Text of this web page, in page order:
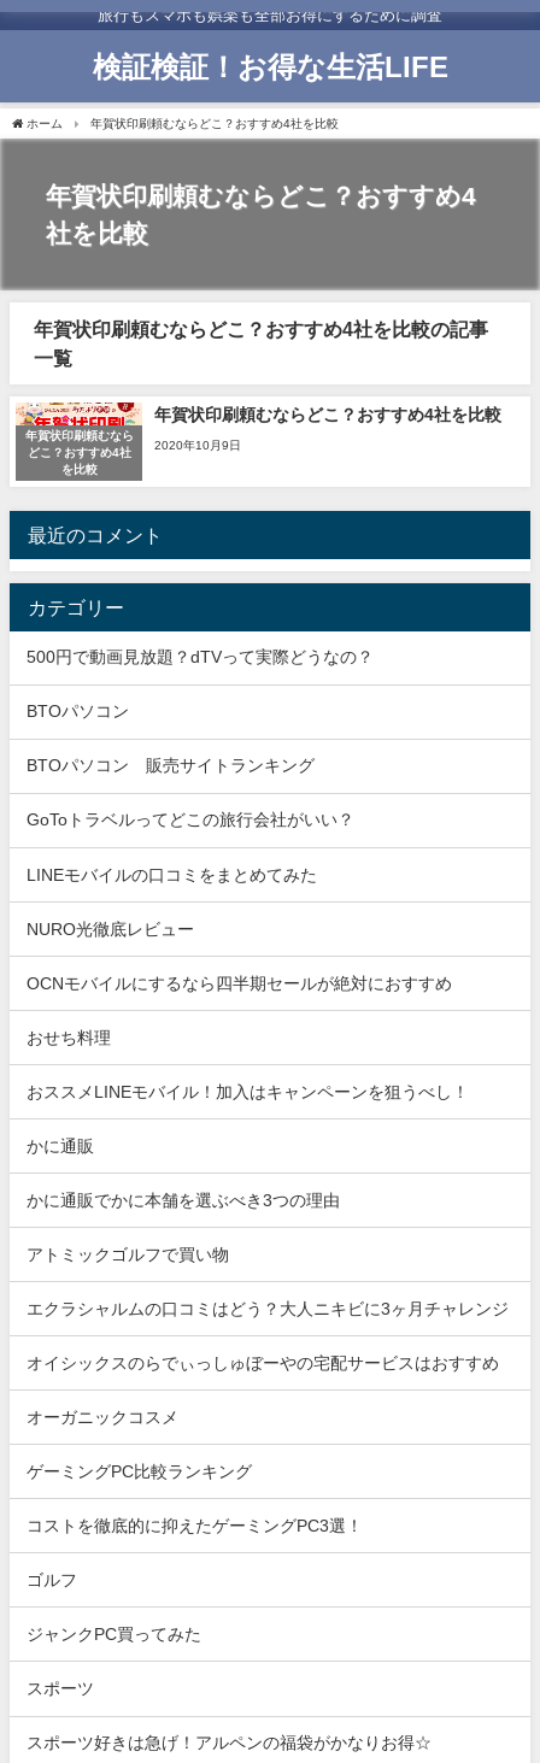
旅行もスマホも娯楽も全部お得にするために調査
検証検証！お得な生活LIFE
ホーム 年賀状印刷頼むならどこ？おすすめ4社を比較
年賀状印刷頼むならどこ？おすすめ4
社を比較
年賀状印刷頼むならどこ？おすすめ4社を比較の記事
一覧
年賀状印刷頼むなら
どこ？おすすめ4社
を比較
年賀状印刷頼むならどこ？おすすめ4社を比較
2020年10月9日
最近のコメント
カテゴリー
500円で動画見放題？dTVって実際どうなの？
BTOパソコン
BTOパソコン 販売サイトランキング
GoToトラベルってどこの旅行会社がいい？
LINEモバイルの口コミをまとめてみた
NURO光徹底レビュー
OCNモバイルにするなら四半期セールが絶対におすすめ
おせち料理
おススメLINEモバイル！加入はキャンペーンを狙うべし！
かに通販
かに通販でかに本舗を選ぶべき3つの理由
アトミックゴルフで買い物
エクラシャルムの口コミはどう？大人ニキビに3ヶ月チャレンジ
オイシックスのらでぃっしゅぼーやの宅配サービスはおすすめ
オーガニックコスメ
ゲーミングPC比較ランキング
コストを徹底的に抑えたゲーミングPC3選！
ゴルフ
ジャンクPC買ってみた
スポーツ
スポーツ好きは急げ！アルペンの福袋がかなりお得☆